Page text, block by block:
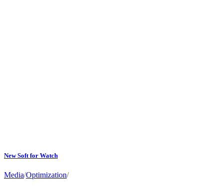
New Soft for Watch
Media/Optimization/